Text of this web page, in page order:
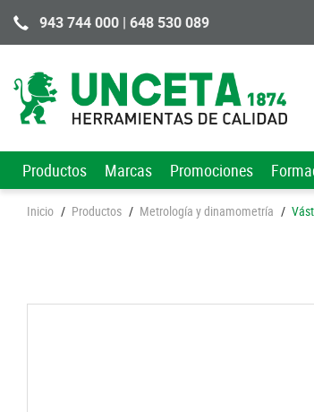
943 744 000 | 648 530 089
Productos Marcas Promociones
Inicio / Productos / Metrología y dinamometría /